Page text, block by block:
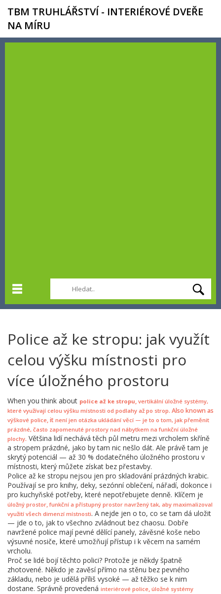
TBM TRUHLÁŘSTVÍ - INTERIÉROVÉ DVEŘE
NA MÍRU
Police až ke stropu: jak využít
celou výšku místnosti pro
více úložného prostoru
When you think about police až ke stropu, vertikální úložné systémy,
které využívají celou výšku místnosti od podlahy až po strop. Also known as
výškové police, it není jen otázka ukládání věcí — je to o tom, jak přeměnit
prázdné, často zapomenuté prostory nad nábytkem na funkční úložné
plochy. Většina lidí nechává těch půl metru mezi vrcholem skříně
a stropem prázdné, jako by tam nic nešlo dát. Ale právě tam je
skrytý potenciál — až 30 % dodatečného úložného prostoru v
místnosti, který můžete získat bez přestavby.
Police až ke stropu nejsou jen pro skladování prázdných krabic.
Používají se pro knihy, deky, sezónní oblečení, nářadí, dokonce i
pro kuchyňské potřeby, které nepotřebujete denně. Klíčem je
úložný prostor,funkční a přístupný prostor navržený tak, aby maximalizoval
využití všech dimenzí místnosti. A nejde jen o to, co se tam dá uložit
— jde o to, jak to všechno zvládnout bez chaosu. Dobře
navržené police mají pevné dělící panely, závěsné koše nebo
výsuvné nosiče, které umožňují přístup i k věcem na samém
vrcholu.
Proč se lidé bojí těchto polici? Protože je někdy špatně
zhotovené. Někdo je zavěsí přímo na stěnu bez pevného
základu, nebo je udělá příliš vysoké — až těžko se k nim
dostane. Správně provedená interiérové police, úložné systémy